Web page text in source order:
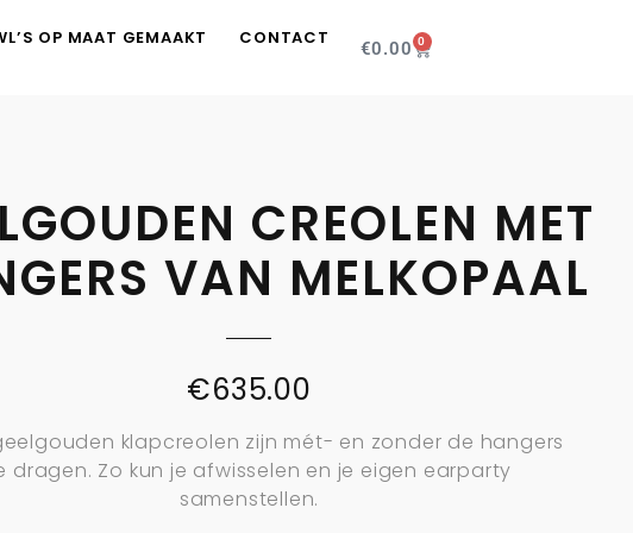
OP MAAT GEMAAKT CONTACT €0.00 0
CREOLEN MET
VAN MELKOPAAL
€635.00
klapcreolen zijn mét- en zonder de hangers
dragen. Zo kun je afwisselen en je eigen earparty
samenstellen.